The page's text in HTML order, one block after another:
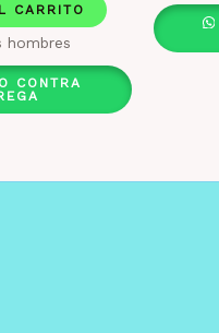
CARRITO
hombres
CONTRA